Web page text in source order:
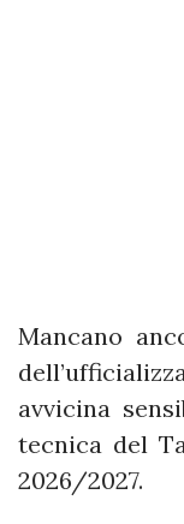
Mancano
avvicina
tecnica del
2026/2027.